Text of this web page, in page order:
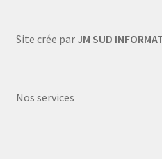
Site crée par JM SUD
Nos services